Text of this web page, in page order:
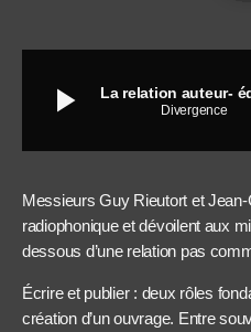
play_arrow La relation auteur-
Divergence
Messieurs Guy Rieutort et
radiophonique et dévoilent aux
dessous d’une relation pas
Écrire et publier : deux rôles
création d’un ouvrage. Entre